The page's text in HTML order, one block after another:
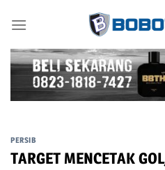
PERSIB
TARGET MENCETAK